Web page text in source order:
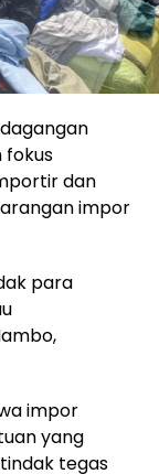
fokus
dan
impor
para
impor
yang
tegas